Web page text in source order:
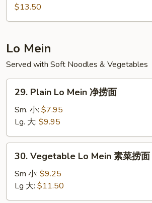
Special
Chow
本
楼
炒
面
$13.50
Lo Mein
Served with Soft Noodles & Vegetables
Plain
Lo
Mein
净
捞
29. Plain Lo Mein 净捞面
Sm. 小: $7.95
Lg. 大: $9.95
Vegetable
Lo
Mein
素
30. Vegetable Lo Mein 素菜捞面
Sm 小: $9.25
Lg 大: $11.50